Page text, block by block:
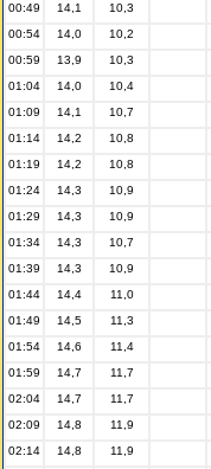
00:49
14,1 10,3
00:54
14,0 10,2
00:59
13,9 10,3
01:04
14,0 10,4
01:09
14,1 10,7
01:14
14,2 10,8
01:19
14,2 10,8
01:24
14,3 10,9
01:29
14,3 10,9
01:34
14,3 10,7
01:39
14,3 10,9
01:44
14,4 11,0
01:49
14,5 11,3
01:54
14,6 11,4
01:59
14,7 11,7
02:04
14,7 11,7
02:09
14,8 11,9
02:14
14,8 11,9